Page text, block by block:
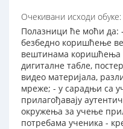
Очекивани исходи обуке:
Полазници ће моћи да:
безбедно коришћење
вештинама коришћења
дигиталне табле,
видео материјала,
мреже; - у сарадњи са
прилагођавају
окружења за учење
потребама ученика -